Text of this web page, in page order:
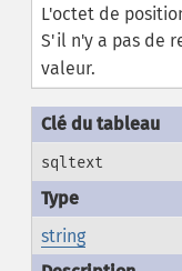
L'octet de
S'il n'y a pas de
valeur.
sqltext
string